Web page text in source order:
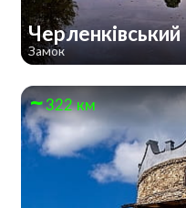
Черленківський
Замок
322 км